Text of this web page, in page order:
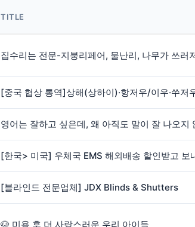
TITLE
[블라인드 전문업체] JDX Blinds & Shutters
🐶 미용 후 더 사랑스러운 우리 아이들